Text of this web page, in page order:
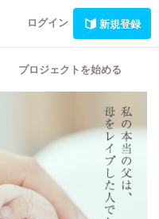
ログイン 新規登録
プロジェクトを始める